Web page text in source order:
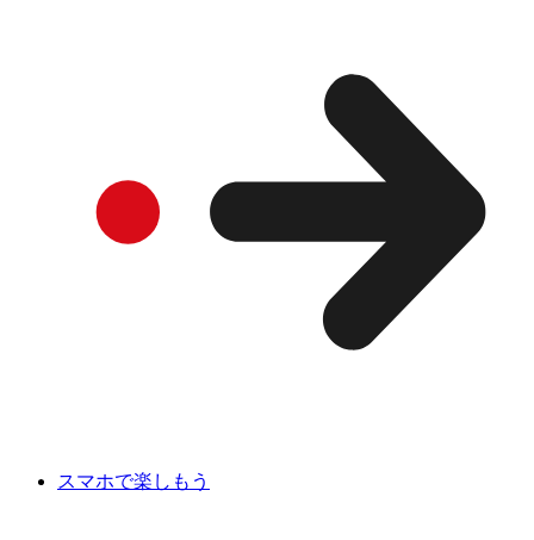
スマホで楽しもう